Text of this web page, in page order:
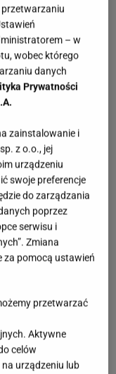
mówi o córkach.
przetwarzaniu
– w
wobec którego
danych
Prywatności
zainstalowanie i
z o.o., jej
urządzeniu
swoje preferencje
do zarządzania
poprzez
serwisu i
Zmiana
za pomocą ustawień
przetwarzać
Aktywne
celów
urządzeniu lub